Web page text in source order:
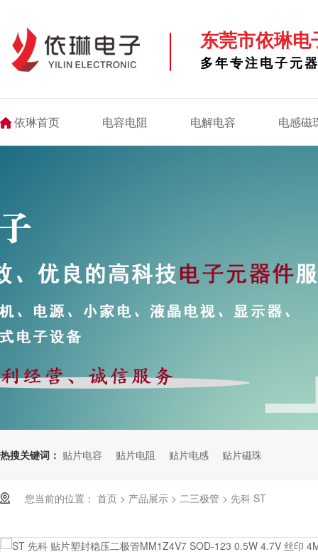
东莞市依琳
多年专注电子元
依琳首页 电容电阻 电解电容 电感磁
热搜关键词： 贴片电容 贴片电阻 贴片电感 贴片磁珠
您当前的位置： 首页 > 产品展示 > 二三极管 > 先科 ST